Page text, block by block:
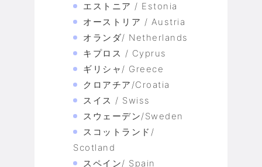
エストニア / Estonia
オーストリア / Austria
オランダ/ Netherlands
キプロス / Cyprus
ギリシャ/ Greece
クロアチア/Croatia
スイス / Swiss
スウェーデン/Sweden
スコットランド/
Scotland
スペイン/ Spain